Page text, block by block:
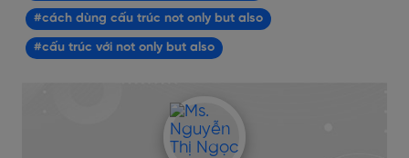
#cách dùng cấu trúc not only but also
#cấu trúc với not only but also